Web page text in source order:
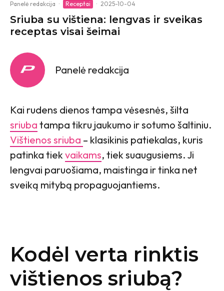
Panelė redakcija · Receptai · 2025-10-04
Sriuba su vištiena: lengvas ir sveikas
receptas visai šeimai
Panelė redakcija
Kai rudens dienos tampa vėsesnės, šilta
sriuba tampa tikru jaukumo ir sotumo šaltiniu.
Vištienos sriuba – klasikinis patiekalas, kuris
patinka tiek vaikams, tiek suaugusiems. Ji
lengvai paruošiama, maistinga ir tinka net
sveiką mitybą propaguojantiems.
Kodėl verta rinktis
vištienos sriubą?